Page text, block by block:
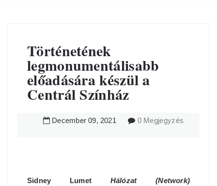
Történetének
legmonumentálisabb
előadására készül a
Centrál Színház
December 09, 2021 0 Megjegyzés
Sidney Lumet Hálózat(Network)